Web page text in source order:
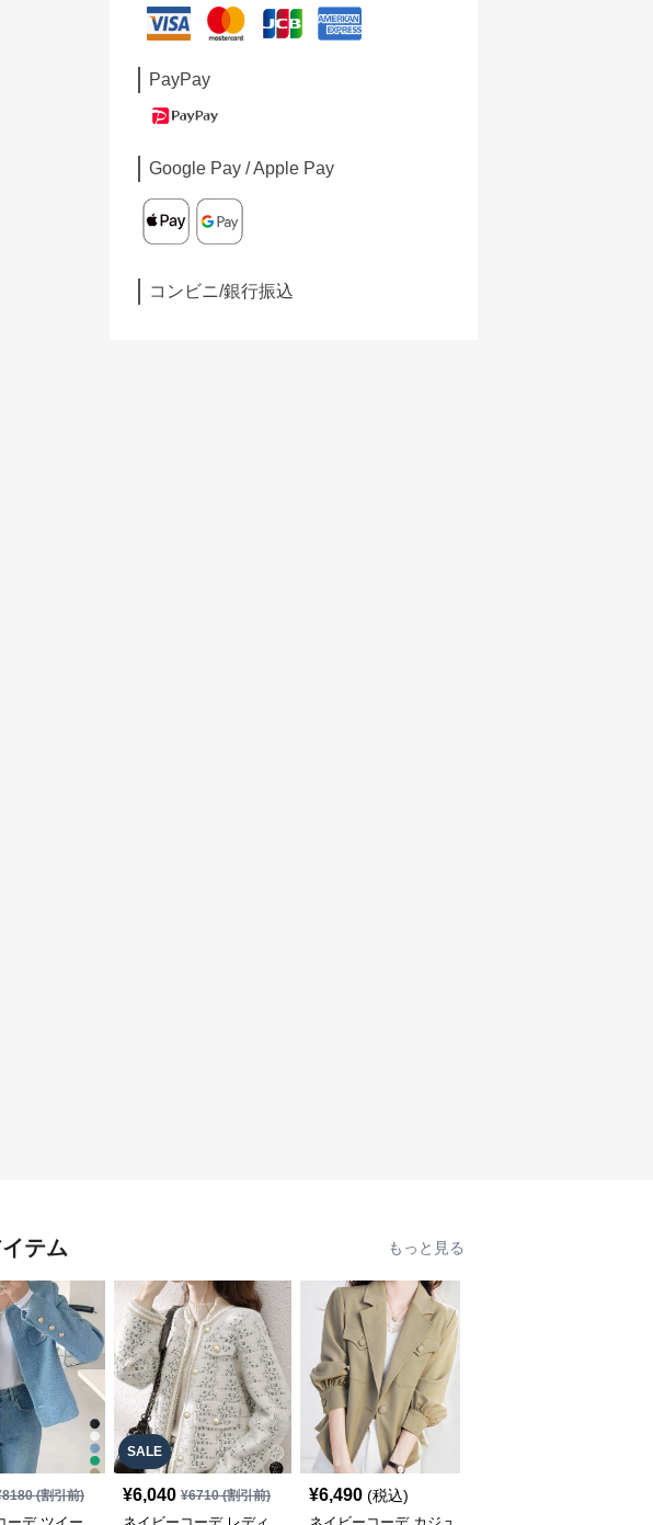
PayPay
Google Pay / Apple Pay
コンビニ/銀行振込
テム もっと見る
8180(割引前)
SALE
¥6,040 ¥6710(割引前) ¥6,490 (税込)